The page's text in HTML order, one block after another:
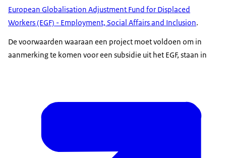
European Globalisation Adjustment Fund for Displaced
Workers (EGF) - Employment, Social Affairs and Inclusion.
De voorwaarden waaraan een project moet voldoen om in
aanmerking te komen voor een subsidie uit het EGF, staan in